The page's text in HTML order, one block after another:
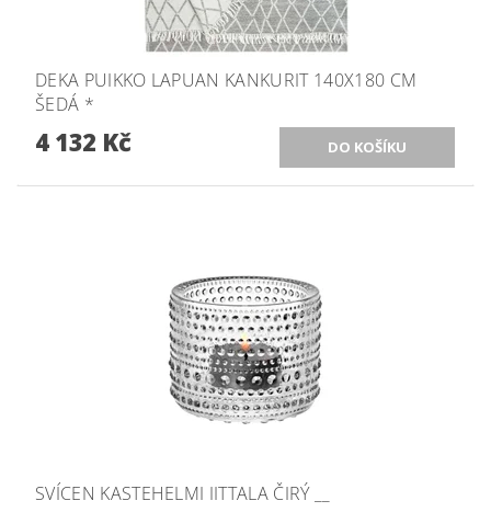
DEKA PUIKKO LAPUAN KANKURIT 140X180 CM
ŠEDÁ *
4 132 Kč
SVÍCEN KASTEHELMI IITTALA ČIRÝ __